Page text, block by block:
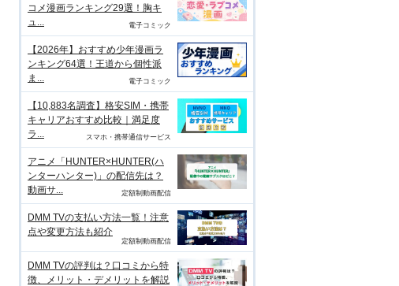
コメ漫画ランキング29選！胸キ
ュ...
電子コミック
【2026年】おすすめ少年漫画ラ
ンキング64選！王道から個性派
ま...
電子コミック
【10,883名調査】格安SIM・携帯
キャリアおすすめ比較｜満足度
ラ...
スマホ・携帯通信サービス
アニメ「HUNTER×HUNTER(ハ
ンターハンター)」の配信先は？
動画サ...
定額制動画配信
DMM TVの支払い方法一覧！注意
点や変更方法も紹介
定額制動画配信
DMM TVの評判は？口コミから特
徴、メリット・デメリットを解説